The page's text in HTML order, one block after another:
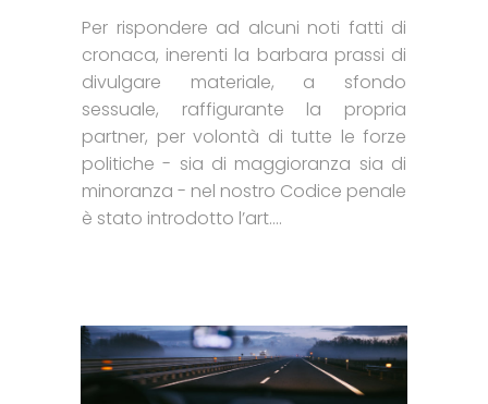
Per rispondere ad alcuni noti fatti di
cronaca, inerenti la barbara prassi di
divulgare materiale, a sfondo
sessuale, raffigurante la propria
partner, per volontà di tutte le forze
politiche - sia di maggioranza sia di
minoranza - nel nostro Codice penale
è stato introdotto l’art....